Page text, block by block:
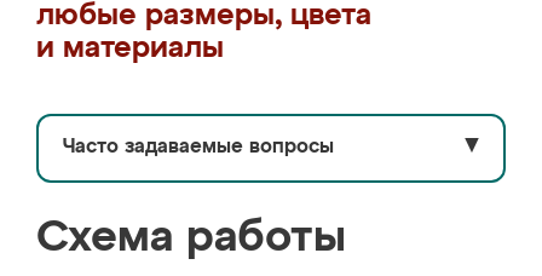
любые размеры, цвета
и материалы
Часто задаваемые вопросы ▼
Схема работы